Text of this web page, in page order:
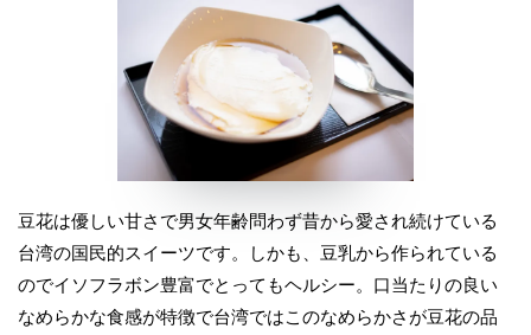
豆花は優しい甘さで男女年齢問わず昔から愛され続けている
台湾の国民的スイーツです。しかも、豆乳から作られている
のでイソフラボン豊富でとってもヘルシー。口当たりの良い
なめらかな食感が特徴で台湾ではこのなめらかさが豆花の品